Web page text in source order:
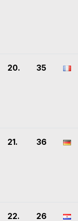
20. 35
21. 36
22. 26